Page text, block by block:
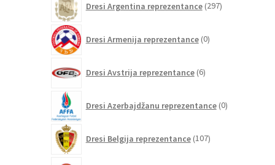
Dresi Argentina reprezentance 297izdelkov
Dresi Armenija reprezentance 0izdelkov
Dresi Avstrija reprezentance 6izdelkov
Dresi Azerbajdžanu reprezentance 0izdelkov
Dresi Belgija reprezentance 107izdelkov